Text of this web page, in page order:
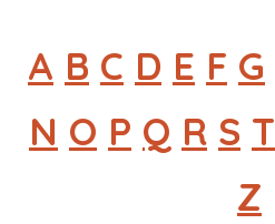
A B C D E F G
N O P Q R S T
Z